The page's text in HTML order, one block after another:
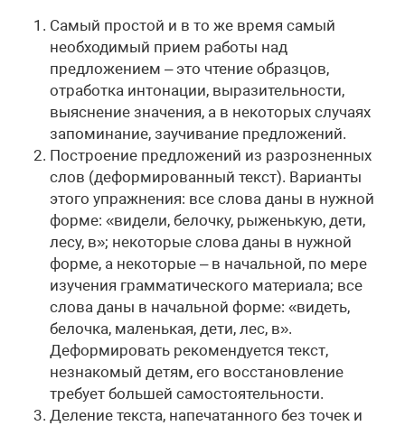
Самый простой и в то же время самый
необходимый прием работы над
предложением – это чтение образцов,
отработка интонации, выразительности,
выяснение значения, а в некоторых случаях
запоминание, заучивание предложений.
Построение предложений из разрозненных
слов (деформированный текст). Варианты
этого упражнения: все слова даны в нужной
форме: «видели, белочку, рыженькую, дети,
лесу, в»; некоторые слова даны в нужной
форме, а некоторые – в начальной, по мере
изучения грамматического материала; все
слова даны в начальной форме: «видеть,
белочка, маленькая, дети, лес, в».
Деформировать рекомендуется текст,
незнакомый детям, его восстановление
требует большей самостоятельности.
Деление текста, напечатанного без точек и